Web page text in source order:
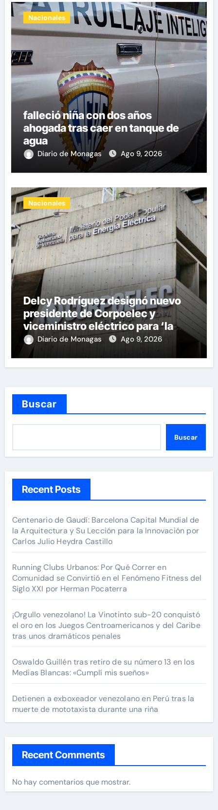
Nacionales
falleció niña con dos años
ahogada tras caer en tanque de
agua
Diario de Monagas Ago 9, 2026
Nacionales
Delcy Rodríguez designó nuevo
presidente de Corpoelec y
viceministro eléctrico para ‘la
recuperación del servicio’
Diario de Monagas Ago 9, 2026
Buscar
Buscar
Recent Posts
Centenario de Gaudí: Barcelona Capital Mundial de
la Arquitectura y Su Lección para la Innovación por
Carlos Julio Heydra Castillo
Running Clubs Urbanos: Por Qué Correr en
Comunidad se Convirtió en el Fenómeno Fitness del
Siglo XXI por Herman Pocaterra
¡Orgullo venezolano! La Vinotinto sub-20 conquistó
el oro en los Juegos Centroamericanos y del Caribe
tras unos dramáticos penales
Oswaldo Guillén tras retiro de su número 13 en los
Medias Blancas: «Cumplí mis sueños»
Detienen a exboxeador venezolano en Perú tras la
muerte de mototaxista durante una riña
Recent Comments
No hay comentarios que mostrar.